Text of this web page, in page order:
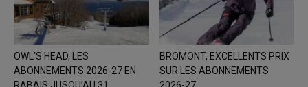
OWL’S HEAD, LES
ABONNEMENTS 2026-27 EN
BROMONT, EXCELLENTS PRIX
SUR LES ABONNEMENTS